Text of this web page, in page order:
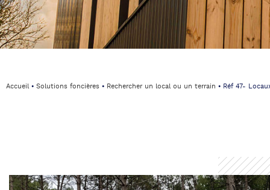
Accueil⦁ Solutions foncières ⦁ Rechercher un local ou un terrain ⦁ Réf 47-